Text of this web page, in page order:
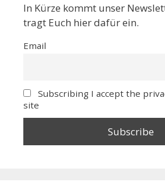
In Kürze kommt unser
tragt Euch hier dafür ein.
Email
Subscribing I accept the
site